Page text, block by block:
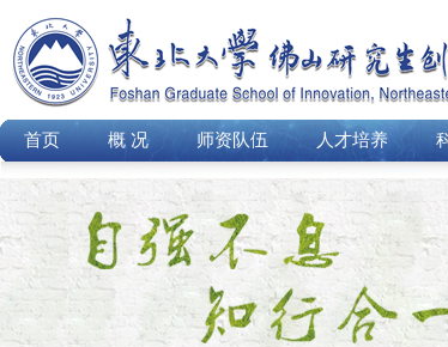
首页 概 况 师资队伍 人才培养